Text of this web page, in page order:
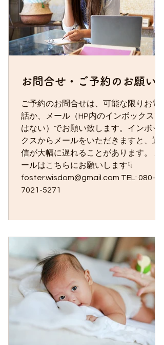
いわけではありません。 その方が「ほ
っとできる場所」でありたい。 その思
いを大切にしながら、鍼灸や整体、乳
房ケアを行っています。 施術だけでは
なく、お身体の状態に合わせて、食事
いても一緒に考え、安心して過ごせる
身体が本来持っている力を引き出すお
手伝いをする力があります。 身体が元
気になると、不思議と心にも余裕が生
まれることがあります。 身体がつらい
ときも、心が疲れてしまったとき
も・・・。...
お問合せ・ご予約のお願い
ご予約のお問合せは、可能な限りお電
話か、メール（HP内のインボックスで
はない）でお願い致します。インボッ
クスからメールをいただきますと、返
信が大幅に遅れることがあります。 メ
ールはこちらにお願いします☟
foster.wisdom@gmail.com TEL: 080-
7021-5271